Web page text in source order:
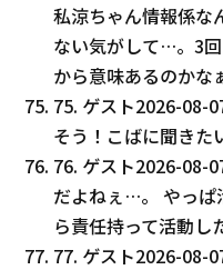
私涼ちゃん情報係な
ない気がして…。3
から意味あるのかな
75. ゲスト2026-08-
そう！こばに聞きた
76. ゲスト2026-08-
だよねぇ…。 やっぱ
ら責任持って活動し
77. ゲスト2026-08-